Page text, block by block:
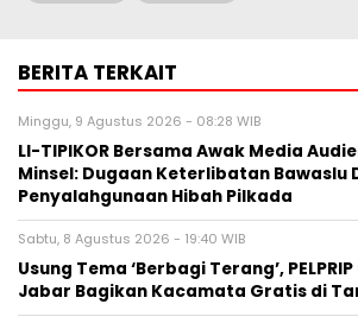
BERITA TERKAIT
Minggu, 9 Agustus 2026 - 08:28 WIB
LI-TIPIKOR Bersama Awak Media
Minsel: Dugaan Keterlibatan Bawaslu
Penyalahgunaan Hibah Pilkada
Sabtu, 8 Agustus 2026 - 19:40 WIB
‎Usung Tema ‘Berbagi Terang’,
Jabar Bagikan Kacamata Gratis di